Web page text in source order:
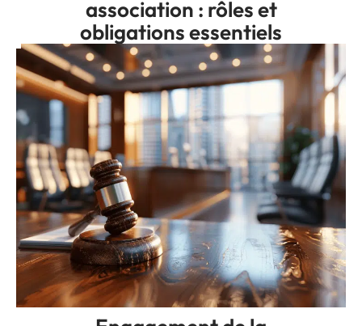
association : rôles et
obligations essentiels